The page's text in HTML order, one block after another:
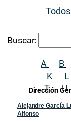
Buscar:
A B
K
L
T
U
Dirección
Alejandre García
Alfonso